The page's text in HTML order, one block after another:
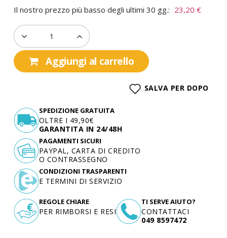
Il nostro prezzo più basso degli ultimi 30 gg.: 23,20 €
Aggiungi al carrello
SALVA PER DOPO
SPEDIZIONE GRATUITA
OLTRE I 49,90€
GARANTITA IN 24/48H
TI SERVE AIUTO?
CONTATTACI
049 8597472
PAGAMENTI SICURI
PAYPAL, CARTA DI CREDITO
O CONTRASSEGNO
CONDIZIONI TRASPARENTI
E TERMINI DI SERVIZIO
REGOLE CHIARE
PER RIMBORSI E RESI